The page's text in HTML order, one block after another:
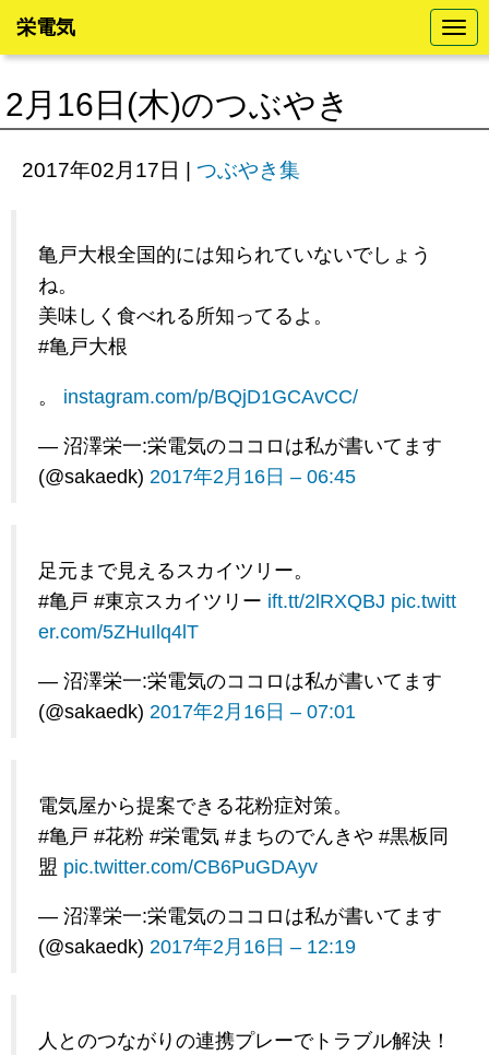
N
a
v
t
栄電気
2月16日(木)のつぶやき
2017年02月17日 | つぶやき集
亀戸大根全国的には知られていないでしょう
ね。
美味しく食べれる所知ってるよ。
#亀戸大根
。 instagram.com/p/BQjD1GCAvCC/
— 沼澤栄一:栄電気のココロは私が書いてます
(@sakaedk) 2017年2月16日 – 06:45
足元まで見えるスカイツリー。
#亀戸 #東京スカイツリー ift.tt/2lRXQBJ pic.twitt
er.com/5ZHuIlq4lT
— 沼澤栄一:栄電気のココロは私が書いてます
(@sakaedk) 2017年2月16日 – 07:01
電気屋から提案できる花粉症対策。
#亀戸 #花粉 #栄電気 #まちのでんきや #黒板同
盟 pic.twitter.com/CB6PuGDAyv
— 沼澤栄一:栄電気のココロは私が書いてます
(@sakaedk) 2017年2月16日 – 12:19
人とのつながりの連携プレーでトラブル解決！